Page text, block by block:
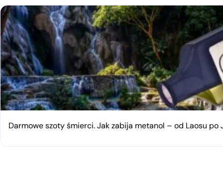
Darmowe szoty śmierci. Jak zabija metanol – od Laosu po